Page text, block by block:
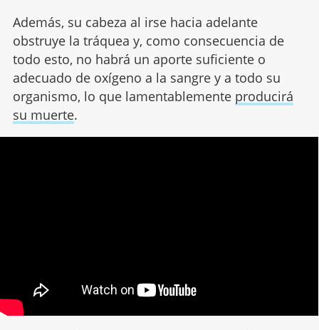
Además, su cabeza al irse hacia adelante
obstruye la tráquea y, como consecuencia de
todo esto, no habrá un aporte suficiente o
adecuado de oxígeno a la sangre y a todo su
organismo, lo que lamentablemente producirá
su muerte.